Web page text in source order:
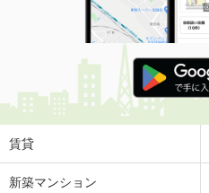
賃貸
新築マンション